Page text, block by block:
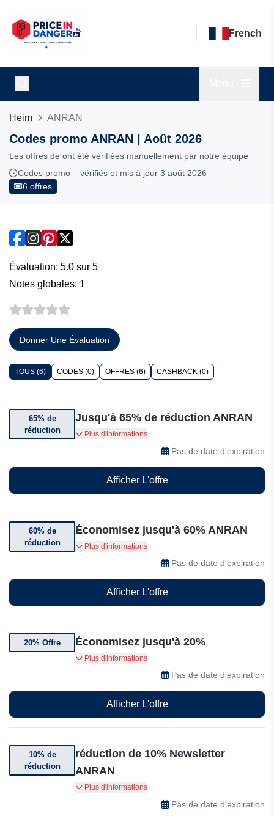
French
Heim ANRAN
Codes promo ANRAN | Août 2026
Les offres de ont été vérifiées manuellement par notre équipe
Codes promo – vérifiés et mis à jour 3 août 2026
6 offres
Évaluation: 5.0 sur 5
Notes globales: 1
Donner Une Évaluation
TOUS (6) CODES (0) OFFRES (6) CASHBACK (0)
65% de
réduction
Jusqu'à 65% de réduction ANRAN
Jusqu'à 65% de réduction sur une sélection
Plus d'informations
Pas de date d'expiration
Afficher L'offre
60% de
réduction
Économisez jusqu'à 60% ANRAN
Soldes d'été : économisez jusqu'à 60% sur une
sélection de caméras de sécurité pour une
Plus d'informations
Pas de date d'expiration
Afficher L'offre
20% Offre Économisez jusqu'à 20%
Bénéficiez de 20% de réduction sur une
sélection d'articles ANRAN
Plus d'informations
Pas de date d'expiration
Afficher L'offre
10% de
réduction
réduction de 10% Newsletter
ANRAN
Abonnez-vous à la newsletter et recevez un bon
de réduction de 10% pour votre première
commande supérieure à $50.
Plus d'informations
Pas de date d'expiration